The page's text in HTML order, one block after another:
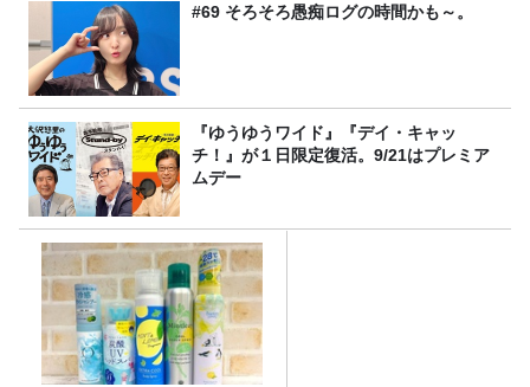
#69 そろそろ愚痴ログの時間かも～。
『ゆうゆうワイド』『デイ・キャッ
チ！』が１日限定復活。9/21はプレミア
ムデー